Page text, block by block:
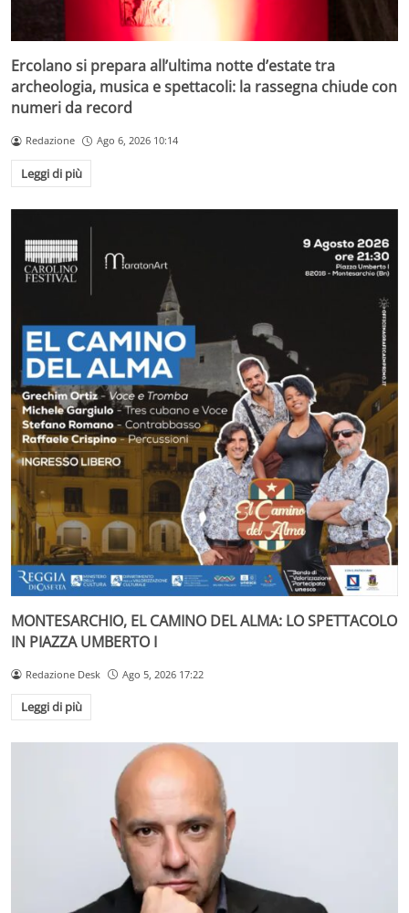
Ercolano si prepara all’ultima notte d’estate tra
archeologia, musica e spettacoli: la rassegna chiude con
numeri da record
Redazione Ago 6, 2026 10:14
Leggi di più
MONTESARCHIO, EL CAMINO DEL ALMA: LO SPETTACOLO
IN PIAZZA UMBERTO I
Redazione Desk Ago 5, 2026 17:22
Leggi di più